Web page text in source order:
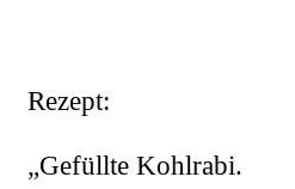
Rezept:
„Gefüllte Kohlrabi.